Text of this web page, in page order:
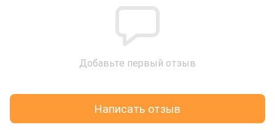
Добавьте первый отзыв
Написать отзыв